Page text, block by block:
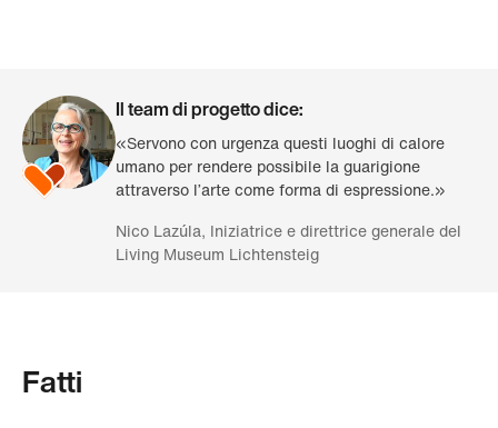
Il team di progetto dice:
«Servono con urgenza questi luoghi di calore
umano per rendere possibile la guarigione
attraverso l’arte come forma di espressione.»
Nico Lazúla, Iniziatrice e direttrice generale del
Living Museum Lichtensteig
Fatti